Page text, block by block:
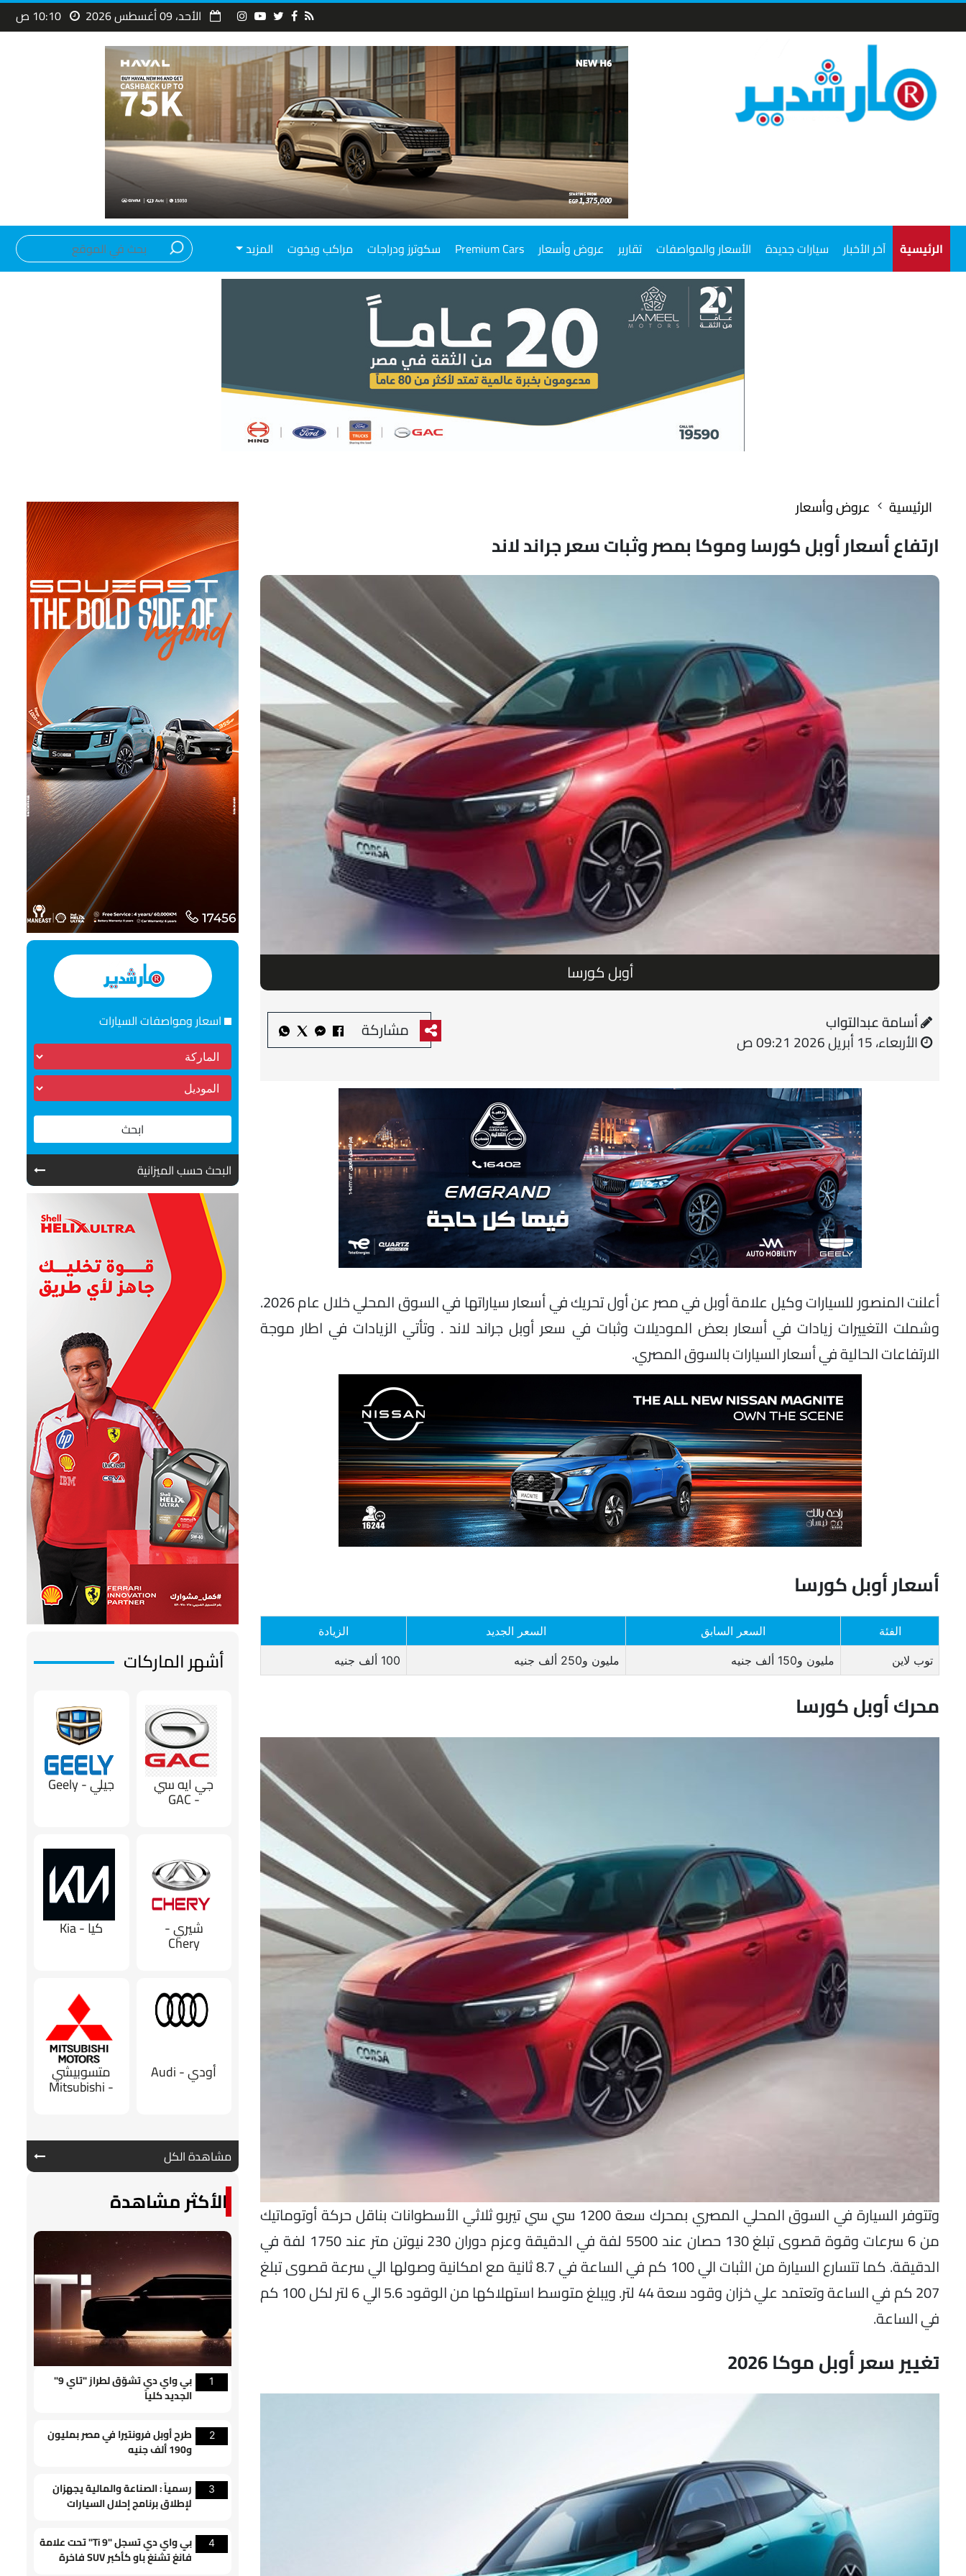
الأحد، 09 أغسطس 2026
الرئيسية آخر الأخبار سيارات جديدة الأسعار والمواصفات تقارير عروض وأسعار Premium Cars سكوترز ودراجات مراكب ويخوت المزيد
الرئيسية عروض وأسعار
ارتفاع أسعار أوبل كورسا وموكا بمصر وثبات سعر جراند لاند
أوبل كورسا
أسامة عبدالتواب
الأربعاء، 15 أبريل 2026 09:21 ص مشاركة
أعلنت المنصور للسيارات وكيل علامة أوبل في مصر عن أول تحريك في أسعار سياراتها في السوق المحلي خلال عام 2026.
وشملت التغييرات زيادات في أسعار بعض الموديلات وثبات في سعر أوبل جراند لاند . وتأتي الزيادات في اطار موجة
الارتفاعات الحالية في أسعار السيارات بالسوق المصري.
أسعار أوبل كورسا
الفئة السعر السابق السعر الجديد الزيادة
توب لاين مليون و150 ألف جنيه مليون و250 ألف جنيه 100 ألف جنيه
محرك أوبل كورسا
وتتوفر السيارة في السوق المحلي المصري بمحرك سعة 1200 سي سي تيربو ثلاثي الأسطوانات بناقل حركة أوتوماتيك
من 6 سرعات وقوة قصوى تبلغ 130 حصان عند 5500 لفة في الدقيقة وعزم دوران 230 نيوتن متر عند 1750 لفة في
الدقيقة. كما تتسارع السيارة من الثبات الي 100 كم في الساعة في 8.7 ثانية مع امكانية وصولها الي سرعة قصوى تبلغ
207 كم في الساعة وتعتمد علي خزان وقود سعة 44 لتر. ويبلغ متوسط استهلاكها من الوقود 5.6 الي 6 لتر لكل 100 كم
في الساعة.
تغيير سعر أوبل موكا 2026
اسعار ومواصفات السيارات
ابحث
البحث حسب الميزانية
أشهر الماركات
جي ايه سي
- GAC
جيلي - Geely
شيري -
Chery
كيا - Kia
أودي - Audi متسوبيشي
- Mitsubishi
مشاهدة الكل
الأكثر مشاهدة
1
بي واي دي تشوّق لطراز "تاي 9"
الجديد كلياً
2
طرح أوبل فرونتيرا في مصر بمليون
و190 ألف جنيه
3
رسمياً : الصناعة والمالية يجهزان
لإطلاق برنامج إحلال السيارات
4
بي واي دي تسجل "Ti 9" تحت علامة
فانغ تشنغ باو كأكبر SUV فاخرة